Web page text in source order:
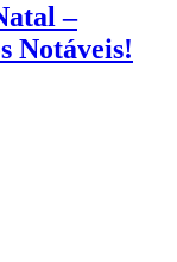
–
Notáveis!